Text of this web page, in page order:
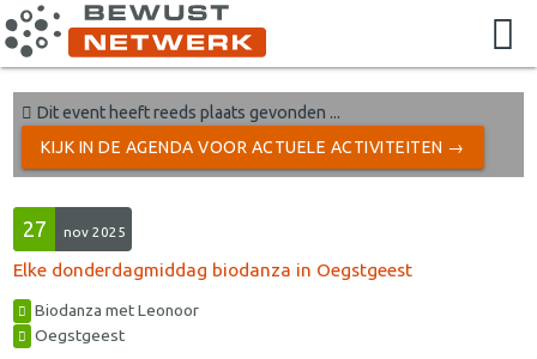
Dit event heeft reeds plaats gevonden ...
KIJK IN DE AGENDA VOOR ACTUELE ACTIVITEITEN →
27 nov 2025
Elke donderdagmiddag biodanza in Oegstgeest
Biodanza met Leonoor
Oegstgeest